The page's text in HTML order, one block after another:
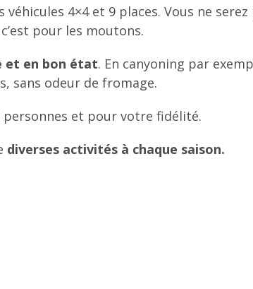
véhicules 4×4 et 9 places. Vous ne serez
pour les moutons.
et en bon état. En canyoning par
sans odeur de fromage.
et pour votre fidélité.
diverses activités à chaque saison.